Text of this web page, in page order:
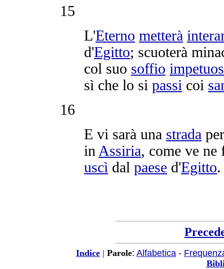
15
L'Eterno metterà
d'Egitto; scuoterà
col suo soffio
sì che lo si passi coi
16
E vi sarà una strada
in Assiria, come ve
uscì dal paese d'Egitto.
Indice | Parole: Alfabetica -